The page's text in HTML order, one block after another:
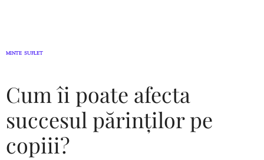
MINTE SUFLET
Cum îi poate afecta
succesul părinților pe
copiii?